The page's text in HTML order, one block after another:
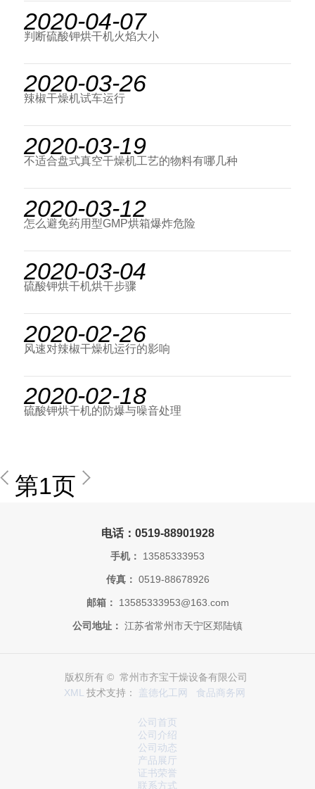
2020-04-07
判断硫酸钾烘干机火焰大小
2020-03-26
辣椒干燥机试车运行
2020-03-19
不适合盘式真空干燥机工艺的物料有哪几种
2020-03-12
怎么避免药用型GMP烘箱爆炸危险
2020-03-04
硫酸钾烘干机烘干步骤
2020-02-26
风速对辣椒干燥机运行的影响
2020-02-18
硫酸钾烘干机的防爆与噪音处理
第1页
电话：0519-88901928
手机： 13585333953
传真： 0519-88678926
邮箱： 13585333953@163.com
公司地址： 江苏省常州市天宁区郑陆镇
版权所有 © 常州市齐宝干燥设备有限公司
XML
技术支持： 盖德化工网 食品商务网
公司首页
公司介绍
公司动态
产品展厅
证书荣誉
联系方式